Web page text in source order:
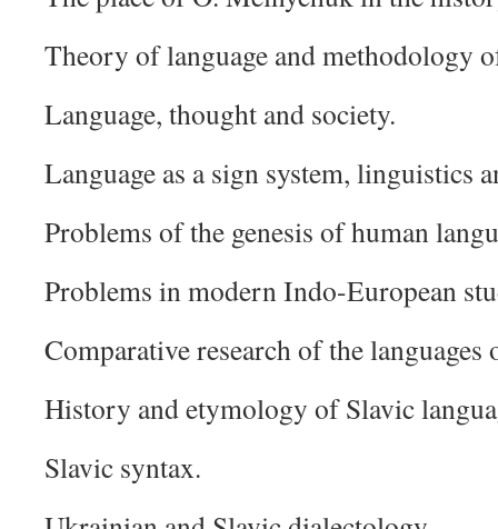
Theory of language and methodology
Language, thought and society.
Language as a sign system, linguistics
Problems of the genesis of human
Problems in modern Indo-European
Comparative research of the languages
History and etymology of Slavic
Slavic syntax.